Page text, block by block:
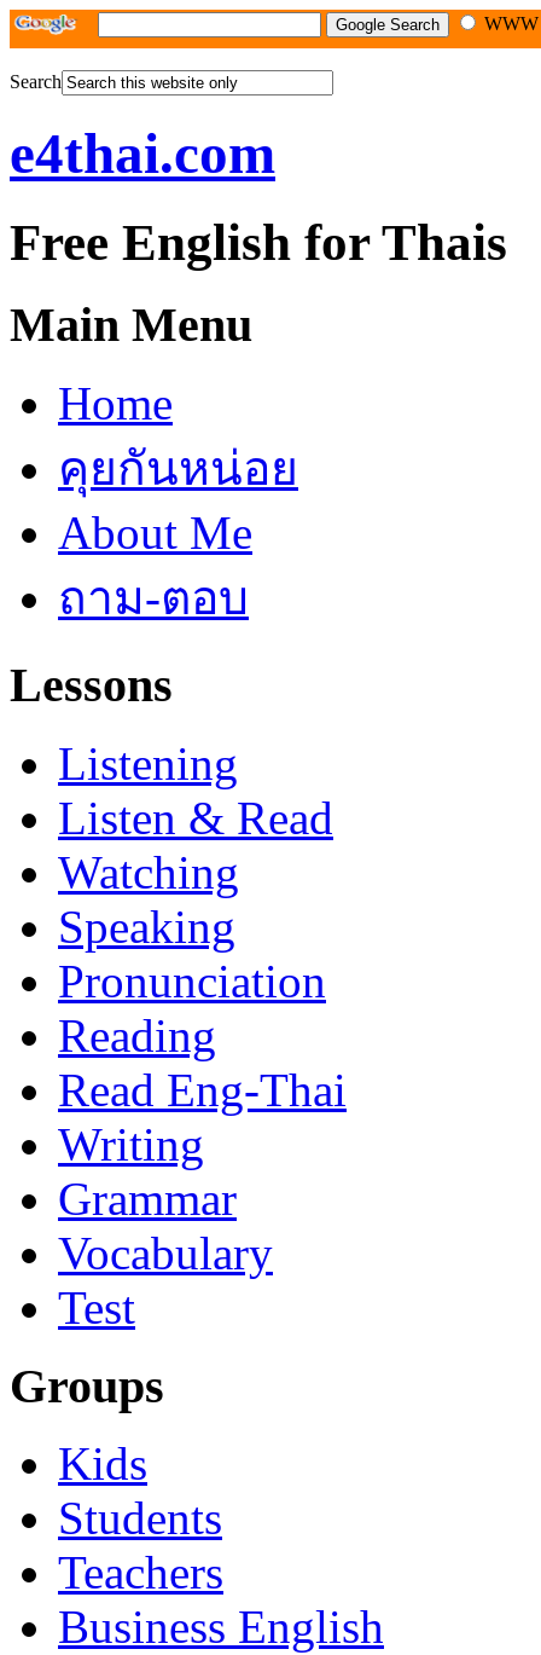
Search
e4thai.com
Free English for Thais
Main Menu
Home
คุยกันหน่อย
About Me
ถาม-ตอบ
Lessons
Listening
Listen & Read
Watching
Speaking
Pronunciation
Reading
Read Eng-Thai
Writing
Grammar
Vocabulary
Test
Groups
Kids
Students
Teachers
Business English